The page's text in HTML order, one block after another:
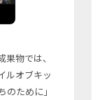
物では、
ルオブキッ
ために」